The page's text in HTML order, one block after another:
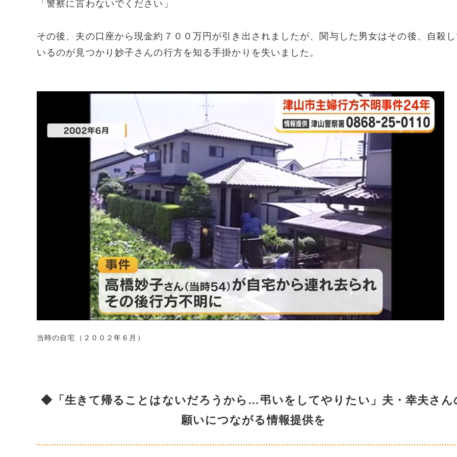
「警察に言わないでください」
その後、夫の口座から現金約７００万円が引き出されましたが、関与した男女はその後、自殺
いるのが見つかり妙子さんの行方を知る手掛かりを失いました。
当時の自宅（２００２年６月）
◆「生きて帰ることはないだろうから…弔いをしてやりたい」夫・幸夫さん
願いにつながる情報提供を